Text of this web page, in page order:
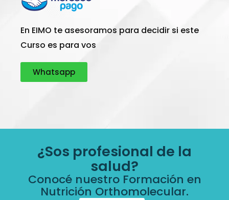
En EIMO te asesoramos para decidir si este
Curso es para vos
Whatsapp
¿Sos profesional de la
salud?
Conocé nuestro Formación en
Nutrición Orthomolecular.